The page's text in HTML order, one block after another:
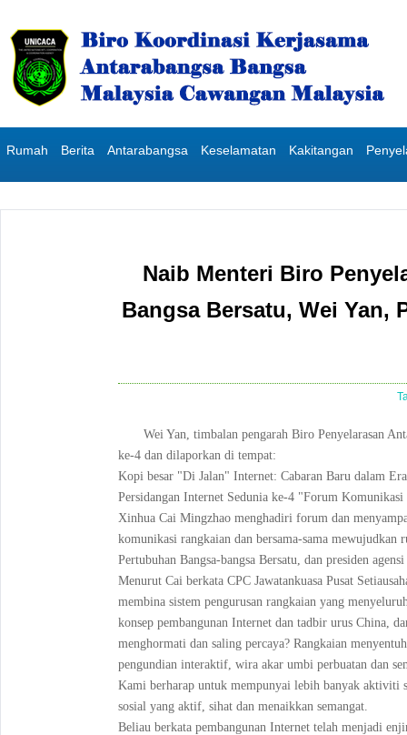
Rumah Berita Antarabangsa Keselamatan Kakitangan
Naib Menteri Biro
Bangsa Bersatu, Wei Yan,
Wei Yan, timbalan pengarah Biro Penyelarasan
ke-4 dan dilaporkan di tempat:
Kopi besar "Di Jalan" Internet: Cabaran Baru dalam
Persidangan Internet Sedunia ke-4 "Forum
Xinhua Cai Mingzhao menghadiri forum dan
komunikasi rangkaian dan bersama-sama mewujudkan
Pertubuhan Bangsa-bangsa Bersatu, dan presiden
Menurut Cai berkata CPC Jawatankuasa Pusat
membina sistem pengurusan rangkaian yang
konsep pembangunan Internet dan tadbir urus China,
menghormati dan saling percaya? Rangkaian
pengundian interaktif, wira akar umbi perbuatan dan
Kami berharap untuk mempunyai lebih banyak aktiviti
sosial yang aktif, sihat dan menaikkan semangat.
Beliau berkata pembangunan Internet telah menjadi